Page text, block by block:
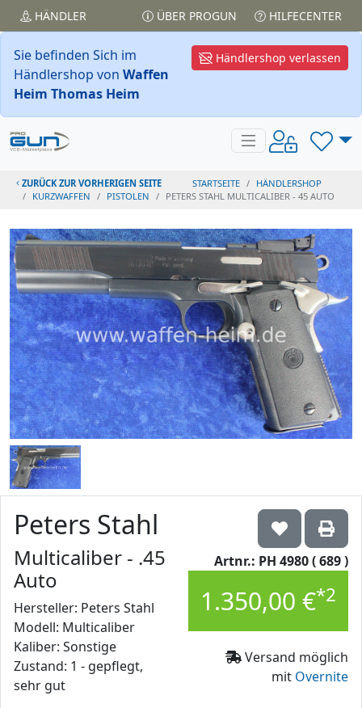
HÄNDLER ÜBER PROGUN HILFECENTER
Händlershop verlassen
Sie befinden Sich im
Händlershop von Waffen
Heim Thomas Heim
ZURÜCK ZUR VORHERIGEN SEITE STARTSEITE
HÄNDLERSHOP
KURZWAFFEN
PISTOLEN PETERS STAHL MULTICALIBER - 45 AUTO
Artnr.: PH 4980 ( 689 )
1.350,00 €*2
Versand möglich
mit Overnite
Peters Stahl
Multicaliber - .45
Auto
Hersteller: Peters Stahl
Modell: Multicaliber
Kaliber: Sonstige
Zustand: 1 - gepflegt,
sehr gut